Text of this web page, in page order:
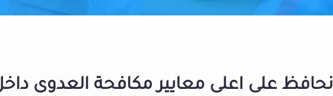
نحافظ على اعلى معايير مكافحة العدوى